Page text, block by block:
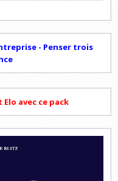
- Penser trois
avec ce pack